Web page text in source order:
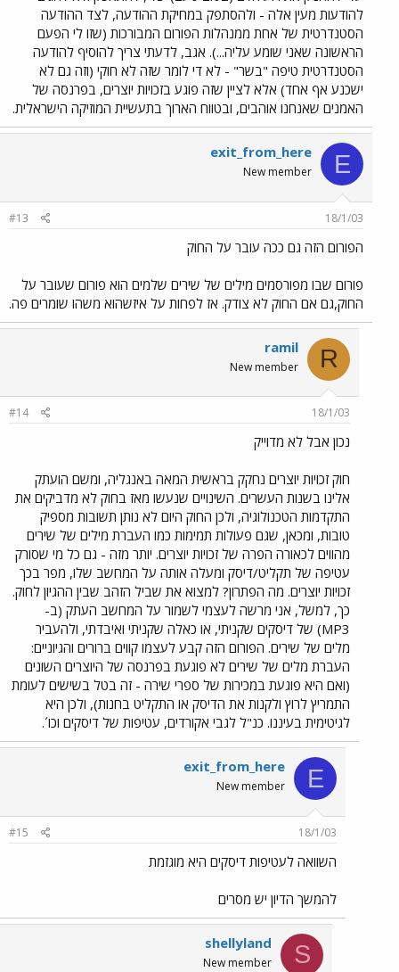
להודעות מעין אלה - ולהסתפק במחיקת ההודעה, לצד ההודעה
הסטנדרטית של אחת ממנהלות הפורום המבורכות (שזו לי הפעם
הראשונה שאני שומע עליה...). אגב, לדעתי צריך להוסיף להודעה
הסטנדרטית טיפה "בשר" - לא די לומר שזה לא חוקי (וזה גם לא
ישכנע אף אחד) אלא לציין שזה פוגע בזכויות יוצרים, בפרנסה של
האמנים שאנחנו אוהבים, ובטווח הארוך בתעשיית המוזיקה הישראלית.
E
exit_from_here
New member
18/1/03
#13
הפורום הזה גם ככה עובר על החוק
פורום שבו מפורסמים מילים של שירים שלמים הוא פורום שעובר על
החוק,גם אם החוק לא צודק. אז לפחות על איזשהוא משהו שומרים פה.
R
ramil
New member
18/1/03
#14
נכון אבל לא מדוייק
חוק זכויות יוצרים נחקק בראשית המאה באנגליה, ומשם הועתק
אלינו בשנות העשרים. השינויים שנעשו מאז בחוק לא מדביקים את
התקדמות הטכנולוגיה, ולכן החוק היום לא נותן תשובות מספיק
טובות, ומכאן, שגם פעולות תמימות כמו העברת מילים של שירים
מהווים לכאורה הפרה של זכויות יוצרים. יותר מזה - גם כל מי שסורק
עטיפה של תקליט/דיסק ומעלה אותה על המחשב שלו, מפר בכך
זכויות יוצרים. מה הפתרון? למצוא את שביל הזהב שבין ההגיון לחוק.
כך, למשל, אני מרשה לעצמי לשמור על המחשב העתק (ב-
MP3) של דיסקים שקניתי, או כאלה שקניתי ואיבדתי, ולהעביר
מלים של שירים. הפורום הזה קבע לעצמו קווים ברורים והגיוניים:
העברת מלים של שירים לא פוגעת בפרנסה של היוצרים השונים
(ואם היא פוגעת במכירות של ספרי שירה - זה בטל בשישים לעומת
התמריץ לרוץ ולקנות את הדיסק או התקליט בחנות), ולכן היא
לגיטימית בעיננו. כנ"ל לגבי אקורדים, עטיפות של דיסקים וכו´.
E
exit_from_here
New member
18/1/03
#15
השוואה לעטיפות דיסקים היא מוגזמת
להמשך הדיון יש מסרים
S
shellyland
New member